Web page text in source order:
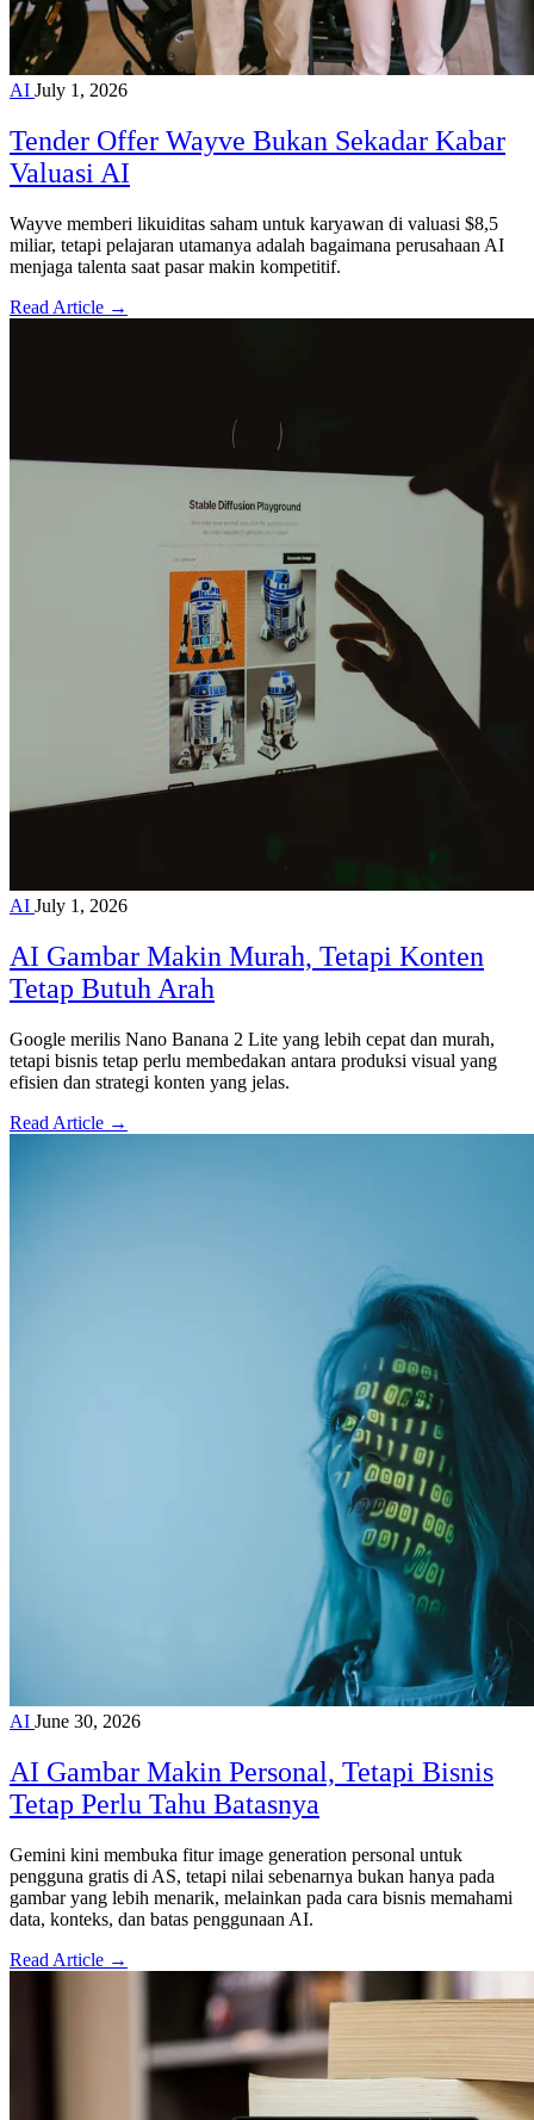
AI July 1, 2026
Tender Offer Wayve Bukan Sekadar Kabar
Valuasi AI
Wayve memberi likuiditas saham untuk karyawan di valuasi $8,5
miliar, tetapi pelajaran utamanya adalah bagaimana perusahaan AI
menjaga talenta saat pasar makin kompetitif.
Read Article →
AI July 1, 2026
AI Gambar Makin Murah, Tetapi Konten
Tetap Butuh Arah
Google merilis Nano Banana 2 Lite yang lebih cepat dan murah,
tetapi bisnis tetap perlu membedakan antara produksi visual yang
efisien dan strategi konten yang jelas.
Read Article →
AI June 30, 2026
AI Gambar Makin Personal, Tetapi Bisnis
Tetap Perlu Tahu Batasnya
Gemini kini membuka fitur image generation personal untuk
pengguna gratis di AS, tetapi nilai sebenarnya bukan hanya pada
gambar yang lebih menarik, melainkan pada cara bisnis memahami
data, konteks, dan batas penggunaan AI.
Read Article →